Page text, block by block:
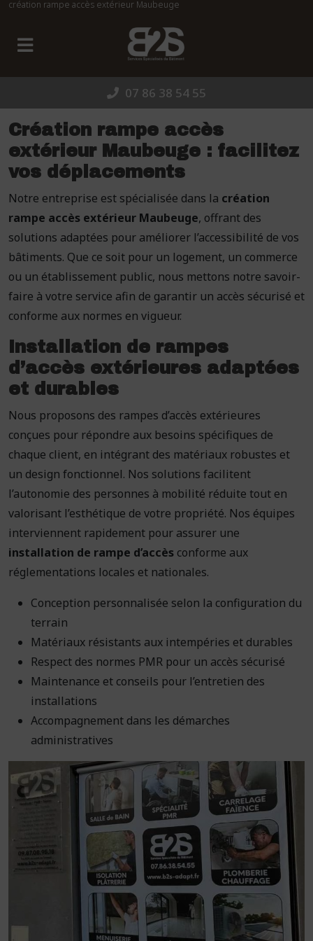
création rampe accès extérieur Maubeuge
07 86 38 54 55
Création rampe accès
extérieur Maubeuge : facilitez
vos déplacements
Notre entreprise est spécialisée dans la création
rampe accès extérieur Maubeuge, offrant des
solutions adaptées pour améliorer l’accessibilité de vos
bâtiments. Que ce soit pour un logement, un commerce
ou un établissement public, nous mettons notre savoir-
faire à votre service afin de garantir un accès sécurisé et
conforme aux normes en vigueur.
Installation de rampes
d’accès extérieures adaptées
et durables
Nous proposons des rampes d’accès extérieures
conçues pour répondre aux besoins spécifiques de
chaque client, en intégrant des matériaux robustes et
un design fonctionnel. Nos solutions facilitent
l’autonomie des personnes à mobilité réduite tout en
valorisant l’esthétique de votre propriété. Nos équipes
interviennent rapidement pour assurer une
installation de rampe d’accès conforme aux
réglementations locales et nationales.
Conception personnalisée selon la configuration du
terrain
Matériaux résistants aux intempéries et durables
Respect des normes PMR pour un accès sécurisé
Maintenance et conseils pour l’entretien des
installations
Accompagnement dans les démarches
administratives
Panneau de gestion des cookies